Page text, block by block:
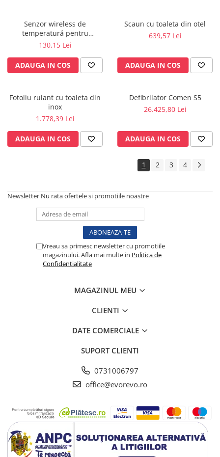
Electrozi ECG / EKG
Sonde US
Turbine
Filtre antibacteriene
Alte dispozitive respiratorii
Clesti nazali
Investigare si diagnostic
Oglinzi/Lampi frontale
Diapazon
Set ORL/Oftalmo
Testare reflexe
Lampi cu infrarosu
Cantare
Glucometre
Ingrijire personala
Senzor wireless de
temperatură pentru
KlimaLogg Pro - 30.3181IT
130,15 Lei
ADAUGA IN COS
Scaun cu toaleta din otel
639,57 Lei
ADAUGA IN COS
Fotoliu rulant cu toaleta din
inox
1.778,39 Lei
ADAUGA IN COS
Defibrilator Comen S5
26.425,80 Lei
ADAUGA IN COS
1 2 3 4
Newsletter Nu rata ofertele si promotiile noastre
Vreau sa primesc newsletter cu promotiile
magazinului. Afla mai multe in Politica de
Confidentialitate
MAGAZINUL MEU
CLIENTI
DATE COMERCIALE
SUPORT CLIENTI
0731006797
office@evorevo.ro